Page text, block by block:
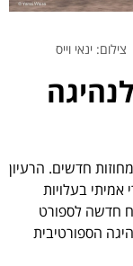
ינאי וייס
חדשים. הרעיון
בעלויות
חדשה לספורט
הספורטיבית